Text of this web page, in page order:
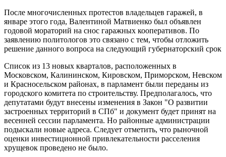
После многочисленных протестов владельцев гаражей, в
январе этого года, Валентиной Матвиенко был объявлен
годовой мораторий на снос гаражных кооперативов. По
заявлению политологов это связано с тем, чтобы отложить
решение данного вопроса на следующий губернаторский срок
Список из 13 новых кварталов, расположенных в
Московском, Калининском, Кировском, Приморском, Невском
и Красносельском районах, в парламент были переданы из
городского комитета по строительству. Предполагалось, что
депутатами будут внесены изменения в Закон "О развитии
застроенных территорий в СПб" и документ будет принят на
весенней сессии парламента. Но районные администрации
подыскали новые адреса. Следует отметить, что рыночной
оценки инвестиционной привлекательности расселения
хрущевок проведено не было.